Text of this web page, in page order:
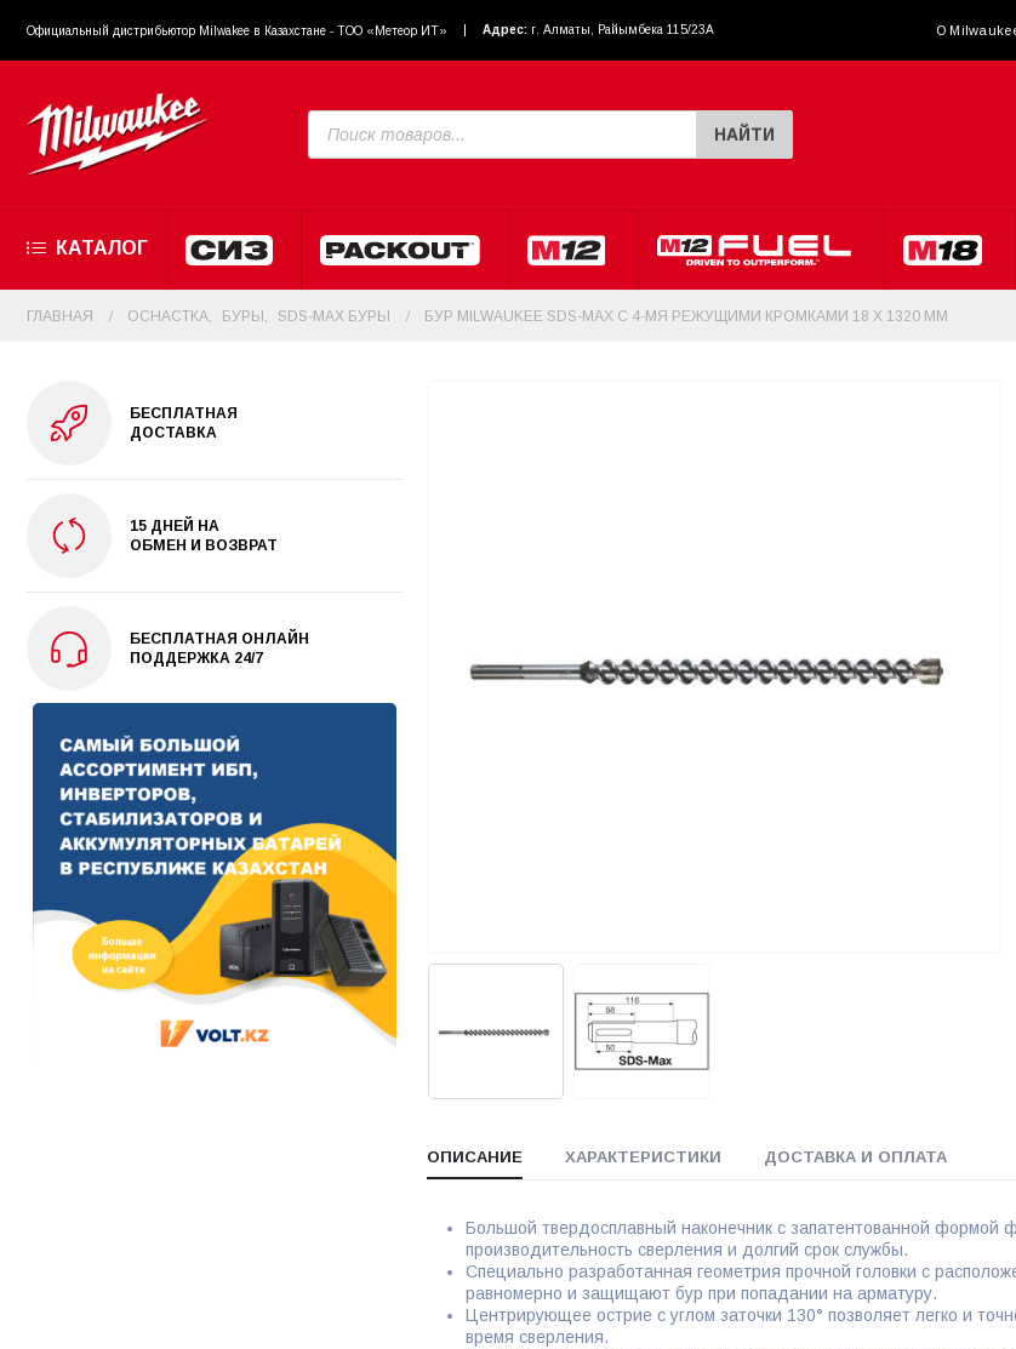
Официальный диcтрибьютор Milwakee в Казахстане - ТОО «Метеор ИТ» Адрес: г. Алматы, Райымбека 115/23A О
НАЙТИ
КАТАЛОГ
ГЛАВНАЯ ОСНАСТКА БУРЫ SDS-MAX БУРЫ БУР MILWAUKEE SDS-MAX С 4-МЯ РЕЖУЩИМИ КРОМКАМИ 18 X 1320 ММ
ОПИСАНИЕ ХАРАКТЕРИСТИКИ ДОСТАВКА И ОПЛАТА
Большой твердосплавный наконечник с запатентованной формой
производительность сверления и долгий срок службы.
Специально разработанная геометрия прочной головки с
равномерно и защищают бур при попадании на арматуру.
Центрирующее острие с углом заточки 130° позволяет легко и
время сверления.
БЕСПЛАТНАЯ
ДОСТАВКА
15 ДНЕЙ НА
ОБМЕН И ВОЗВРАТ
БЕСПЛАТНАЯ ОНЛАЙН
ПОДДЕРЖКА 24/7